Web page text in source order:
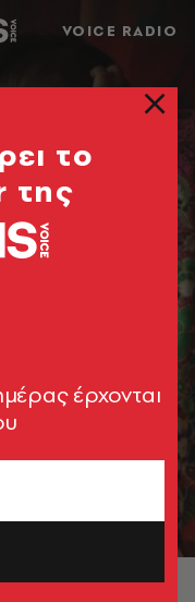
VOICE RADIO
φουλάρια.
το
της
έρχονται